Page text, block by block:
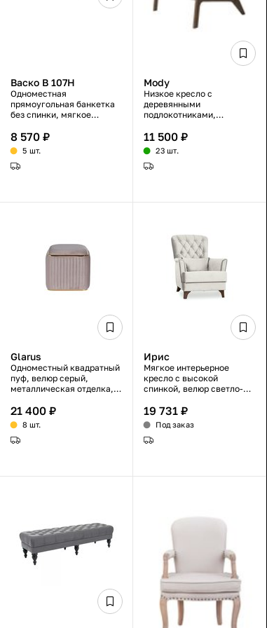
Васко В 107Н
Одноместная
прямоугольная банкетка
без спинки, мягкое
оттенок слоновая кость/
золото, 47×49×42 см
8 570 ₽
5 шт.
Mody
Низкое кресло с
деревянными
подлокотниками,
на деревянных ножках
11 500 ₽
23 шт.
Glarus
Одноместный квадратный
пуф, велюр серый,
металлическая отделка,
21 400 ₽
8 шт.
Ирис
Мягкое интерьерное
кресло с высокой
спинкой, велюр светло-
деревянные ножки,
неоклассика
19 731 ₽
Под заказ